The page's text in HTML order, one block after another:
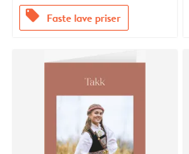
offers Faste lave priser